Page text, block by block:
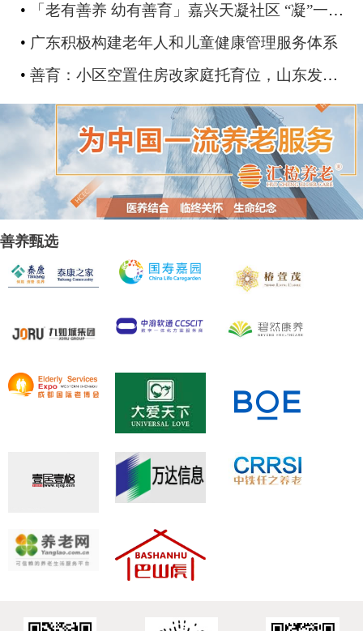
•
「老有善养 幼有善育」嘉兴天凝社区 “凝”一老一小幸福
• 广东积极构建老年人和儿童健康管理服务体系
• 善育：小区空置住房改家庭托育位，山东发布全国首个家庭托育点管理办法
善养甄选